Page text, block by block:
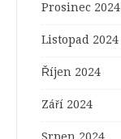
Prosinec 2024
Listopad 2024
Říjen 2024
Září 2024